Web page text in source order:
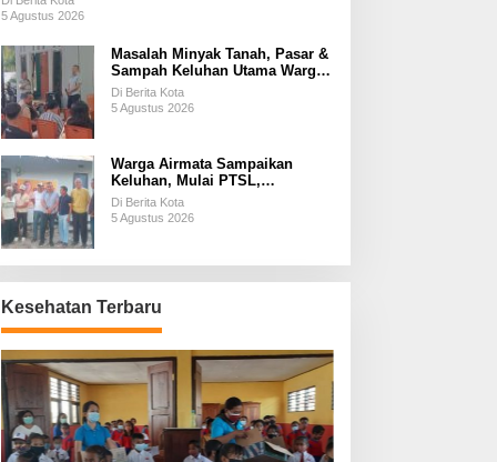
5 Agustus 2026
Masalah Minyak Tanah, Pasar &
Sampah Keluhan Utama Warga
Airnona
Di Berita Kota
5 Agustus 2026
Warga Airmata Sampaikan
Keluhan, Mulai PTSL,
Ketersediaan Minyak Tanah &
Lahan Pemakaman
Di Berita Kota
5 Agustus 2026
Kesehatan Terbaru